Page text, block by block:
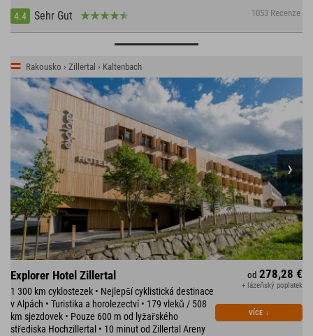
4.4
Sehr Gut 1053 Recenze
Rakousko › Zillertal › Kaltenbach
Explorer Hotel Zillertal
1 300 km cyklostezek • Nejlepší cyklistická destinace
v Alpách • Turistika a horolezectví • 179 vleků / 508
km sjezdovek • Pouze 600 m od lyžařského
střediska Hochzillertal • 10 minut od Zillertal Areny
od 278,28 €
+ lázeňský poplatek
VÍCE ↓